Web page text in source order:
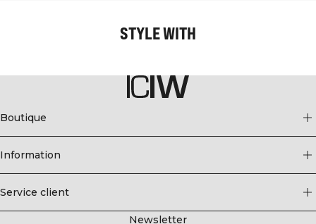
STYLE WITH
Boutique
Information
Service client
Newsletter